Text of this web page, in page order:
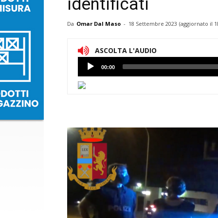
identificati
Da Omar Dal Maso - 18 Settembre 2023 (aggiornato il
ASCOLTA L'AUDIO
Lettore
Audio
00:00